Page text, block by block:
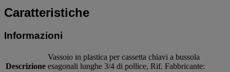
Caratteristiche
Informazioni
Descrizione
Vassoio in plastica per cassetta chiavi a bussola
esagonali lunghe 3/4 di pollice, Rif. Fabbricante: